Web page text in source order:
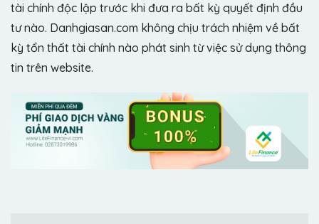
tài chính độc lập trước khi đưa ra bất kỳ quyết định đầu
tư nào. Danhgiasan.com không chịu trách nhiệm về bất
kỳ tổn thất tài chính nào phát sinh từ việc sử dụng thông
tin trên website.